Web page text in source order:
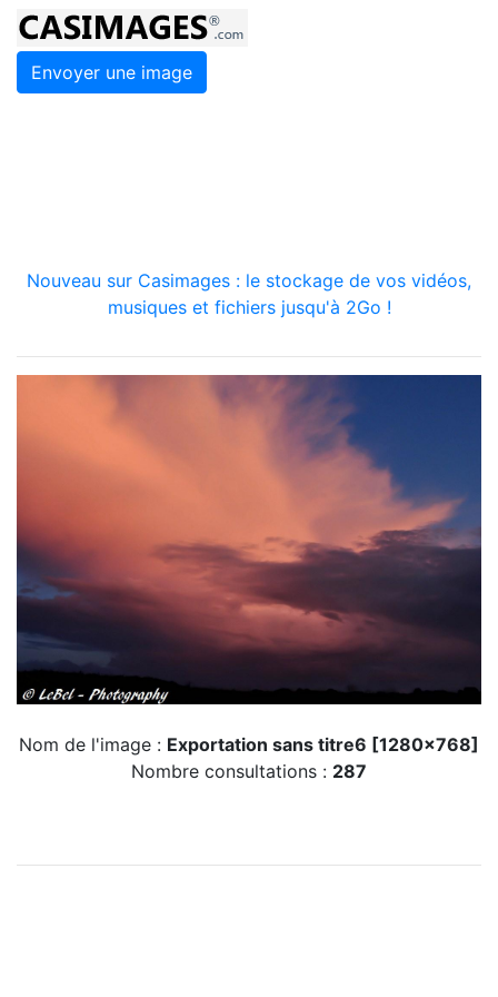
Envoyer une image
Nouveau sur Casimages : le stockage de vos vidéos,
musiques et fichiers jusqu'à 2Go !
Nom de l'image : Exportation sans titre6 [1280x768]
Nombre consultations : 287